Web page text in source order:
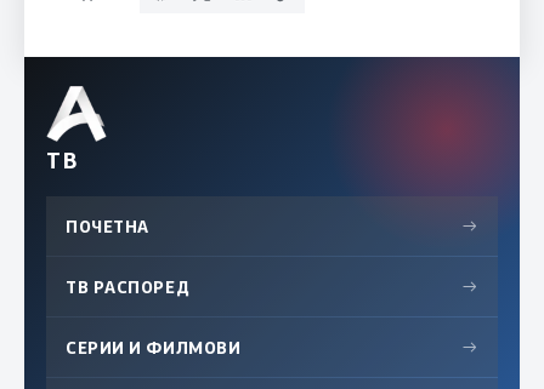
ТВ
ПОЧЕТНА →
ТВ РАСПОРЕД →
СЕРИИ И ФИЛМОВИ →